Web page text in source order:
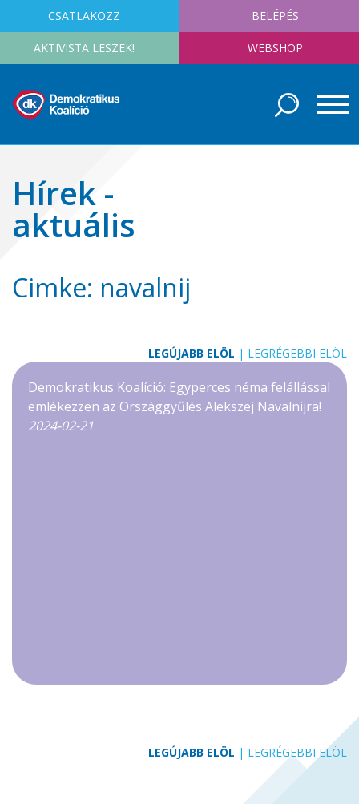
CSATLAKOZZ BELÉPÉS
AKTIVISTA LESZEK! WEBSHOP
Hírek -
aktuális
Cimke: navalnij
LEGÚJABB ELÖL | LEGRÉGEBBI ELÖL
Demokratikus Koalíció: Egyperces néma felállással
emlékezzen az Országgyűlés Alekszej Navalnijra!
2024-02-21
LEGÚJABB ELÖL | LEGRÉGEBBI ELÖL